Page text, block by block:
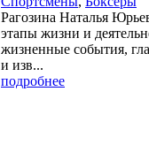
Рагозина Наталья
этапы жизни и
жизненные события,
и изв...
подробнее